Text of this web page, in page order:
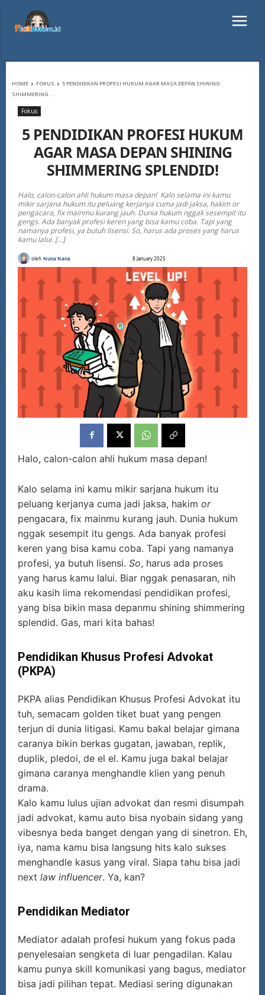
HOME FOKUS
5 PENDIDIKAN PROFESI HUKUM AGAR MASA DEPAN SHINING
SHIMMERING...
Fokus
5 PENDIDIKAN PROFESI HUKUM
AGAR MASA DEPAN SHINING
SHIMMERING SPLENDID!
Halo, calon-calon ahli hukum masa depan! Kalo selama ini kamu
mikir sarjana hukum itu peluang kerjanya cuma jadi jaksa, hakim or
pengacara, fix mainmu kurang jauh. Dunia hukum nggak sesempit itu
gengs. Ada banyak profesi keren yang bisa kamu coba. Tapi yang
namanya profesi, ya butuh lisensi. So, harus ada proses yang harus
kamu lalui. […]
oleh Nuna Nana 8 January 2025
Halo, calon-calon ahli hukum masa depan!
Kalo selama ini kamu mikir sarjana hukum itu
peluang kerjanya cuma jadi jaksa, hakim or
pengacara, fix mainmu kurang jauh. Dunia hukum
nggak sesempit itu gengs. Ada banyak profesi
keren yang bisa kamu coba. Tapi yang namanya
profesi, ya butuh lisensi. So, harus ada proses
yang harus kamu lalui. Biar nggak penasaran, nih
aku kasih lima rekomendasi pendidikan profesi,
yang bisa bikin masa depanmu shining shimmering
splendid. Gas, mari kita bahas!
Pendidikan Khusus Profesi Advokat
(PKPA)
PKPA alias Pendidikan Khusus Profesi Advokat itu
tuh, semacam golden tiket buat yang pengen
terjun di dunia litigasi. Kamu bakal belajar gimana
caranya bikin berkas gugatan, jawaban, replik,
duplik, pledoi, de el el. Kamu juga bakal belajar
gimana caranya menghandle klien yang penuh
drama.
Kalo kamu lulus ujian advokat dan resmi disumpah
jadi advokat, kamu auto bisa nyobain sidang yang
vibesnya beda banget dengan yang di sinetron. Eh,
iya, nama kamu bisa langsung hits kalo sukses
menghandle kasus yang viral. Siapa tahu bisa jadi
next law influencer. Ya, kan?
Pendidikan Mediator
Mediator adalah profesi hukum yang fokus pada
penyelesaian sengketa di luar pengadilan. Kalau
kamu punya skill komunikasi yang bagus, mediator
bisa jadi pilihan tepat. Mediasi sering digunakan